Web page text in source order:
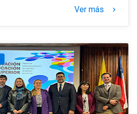
Ver más keyboard_arrow_right